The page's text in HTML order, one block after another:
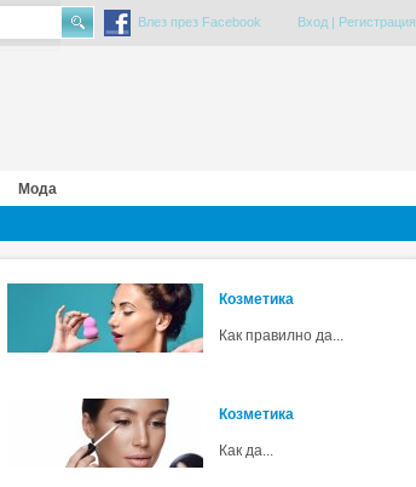
Влез през Facebook Вход| Регистрация
Мода
Козметика
Как правилно да...
Козметика
Как да...